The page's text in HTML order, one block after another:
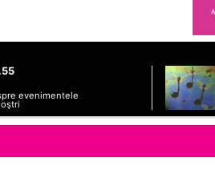
evenimentele